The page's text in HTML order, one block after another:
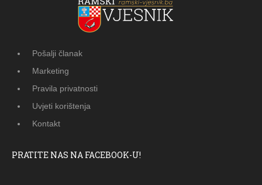
Pošalji članak
Marketing
Pravila privatnosti
Uvjeti korištenja
Kontakt
PRATITE NAS NA FACEBOOK-U!